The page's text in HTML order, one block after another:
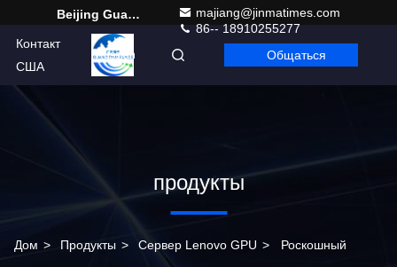
Beijing Guangtian Runze Technology Co., Ltd.
majiang@jinmatimes.com
86-- 18910255277
Контакт
США
Russian Общаться
продукты
Дом > Продукты > Сервер Lenovo GPU > Роскошный